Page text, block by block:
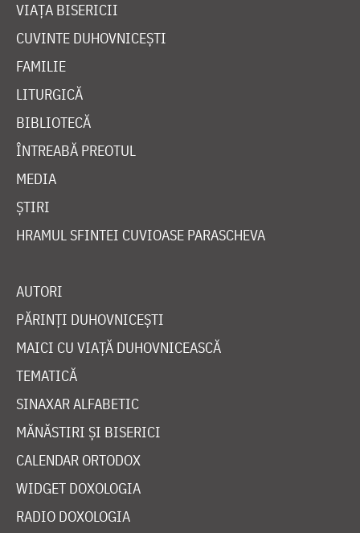
VIAȚA BISERICII
CUVINTE DUHOVNICEȘTI
FAMILIE
LITURGICĂ
BIBLIOTECĂ
ÎNTREABĂ PREOTUL
MEDIA
ȘTIRI
HRAMUL SFINTEI CUVIOASE PARASCHEVA
AUTORI
PĂRINȚI DUHOVNICEȘTI
MAICI CU VIAȚĂ DUHOVNICEASCĂ
TEMATICĂ
SINAXAR ALFABETIC
MĂNĂSTIRI ȘI BISERICI
CALENDAR ORTODOX
WIDGET DOXOLOGIA
RADIO DOXOLOGIA